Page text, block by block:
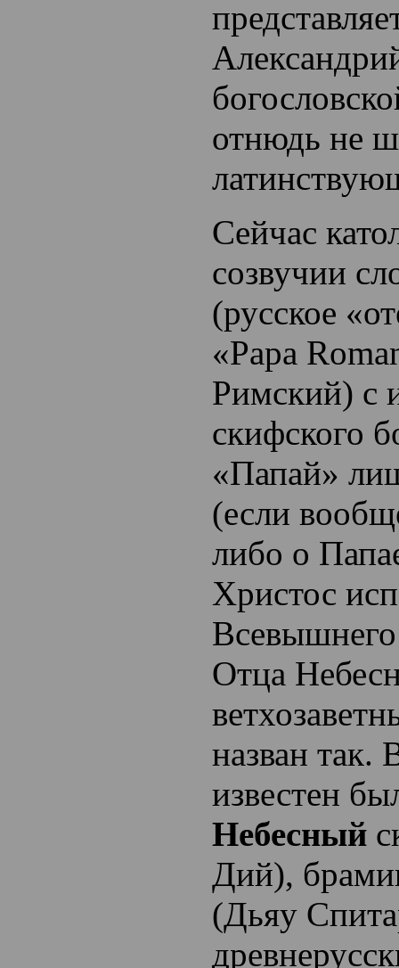
отнюдь не
Сейчас
созвучии
(русское
«Papa
Римский) с
скифского
«Папай»
(если
либо о
Христос
Всевышнего
Отца
назван
известен
Небесный
Дий),
(Дьяу